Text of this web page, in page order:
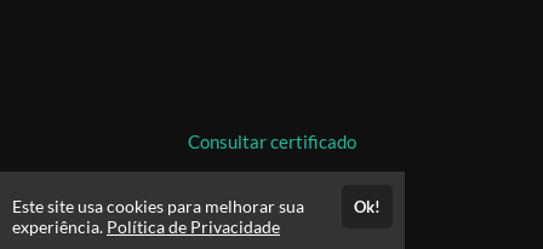
Consultar certificado
Este site usa cookies para melhorar sua
experiência. Política de Privacidade
Ok!